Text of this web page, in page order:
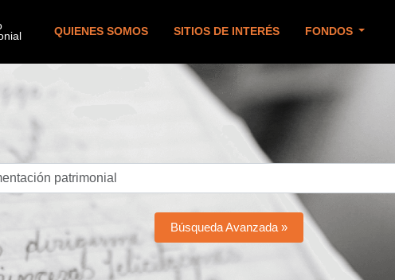
QUIENES SOMOS SITIOS DE INTERÉS FONDOS
Búsqueda Avanzada »